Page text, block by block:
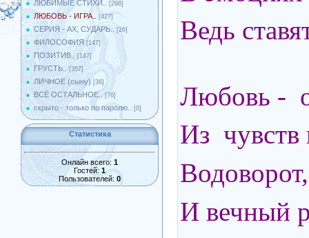
ЛЮБИМЫЕ СТИХИ.. [298]
ЛЮБОВЬ - ИГРА.. [427]
СЕРИЯ - АХ, СУДАРЬ.. [26]
ФИЛОСОФИЯ [147]
ПОЗИТИВ.. [147]
ГРУСТЬ.. [357]
ЛИЧНОЕ (сыну) [36]
ВСЁ ОСТАЛЬНОЕ.. [76]
скрыто - только по паролю.. [0]
Статистика
Онлайн всего: 1
Гостей: 1
Пользователей: 0
Ведь
Любовь -
Из чувств
И вечный